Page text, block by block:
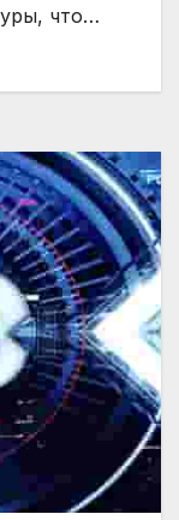
что…